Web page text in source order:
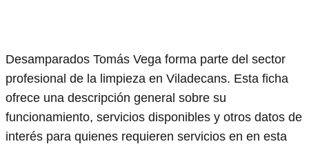
Desamparados Tomás Vega forma parte del sector
profesional de la limpieza en Viladecans. Esta ficha
ofrece una descripción general sobre su
funcionamiento, servicios disponibles y otros datos de
interés para quienes requieren servicios en en esta